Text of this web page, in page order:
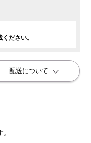
ださい。
配送について